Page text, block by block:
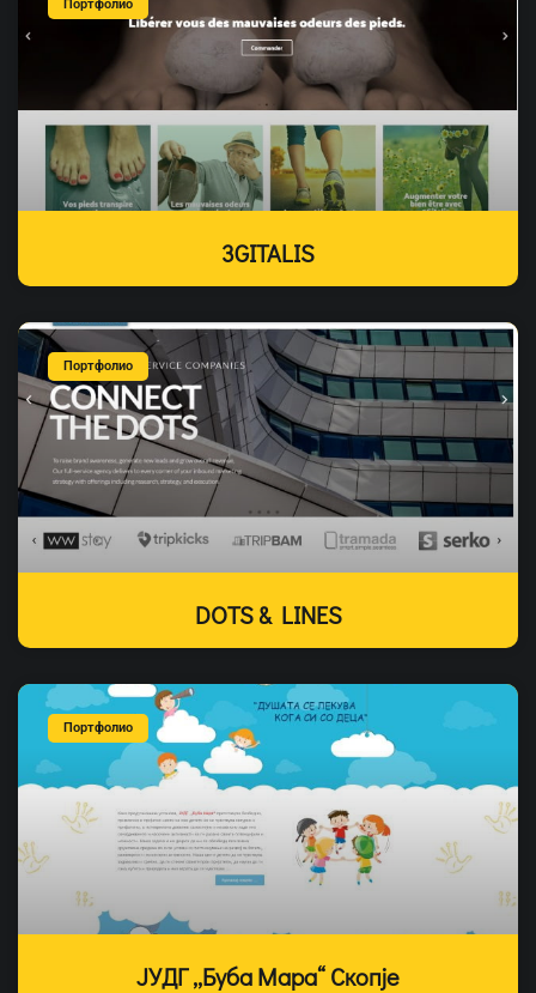
Портфолио
3GITALIS
Портфолио
DOTS & LINES
Портфолио
ЈУДГ ,,Буба Мара“ Скопје